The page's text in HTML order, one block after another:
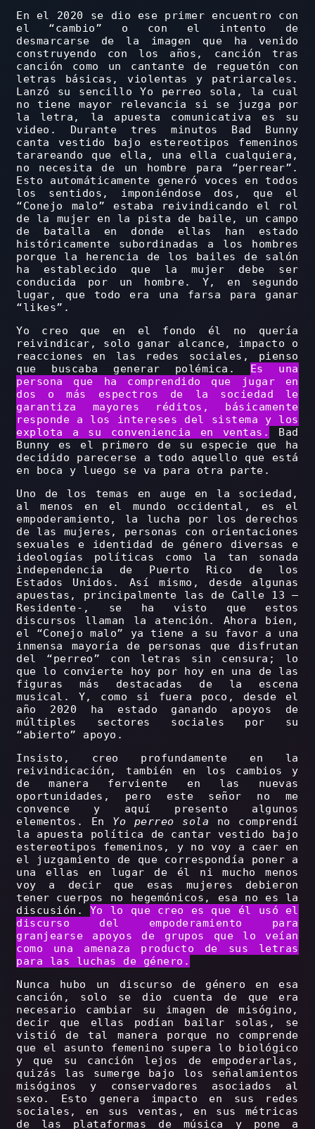
En el 2020 se dio ese primer encuentro con
el “cambio” o con el intento de
desmarcarse de la imagen que ha venido
construyendo con los años, canción tras
canción como un cantante de reguetón con
letras básicas, violentas y patriarcales.
Lanzó su sencillo Yo perreo sola, la cual
no tiene mayor relevancia si se juzga por
la letra, la apuesta comunicativa es su
video. Durante tres minutos Bad Bunny
canta vestido bajo estereotipos femeninos
tarareando que ella, una ella cualquiera,
no necesita de un hombre para “perrear”.
Esto automáticamente generó voces en todos
los sentidos, imponiéndose dos, que el
“Conejo malo” estaba reivindicando el rol
de la mujer en la pista de baile, un campo
de batalla en donde ellas han estado
históricamente subordinadas a los hombres
porque la herencia de los bailes de salón
ha establecido que la mujer debe ser
conducida por un hombre. Y, en segundo
lugar, que todo era una farsa para ganar
“likes”.
Yo creo que en el fondo él no quería
reivindicar, solo ganar alcance, impacto o
reacciones en las redes sociales, pienso
que buscaba generar polémica. Es una
persona que ha comprendido que jugar en
dos o más espectros de la sociedad le
garantiza mayores réditos, básicamente
responde a los intereses del sistema y los
explota a su conveniencia en ventas.
Bad
Bunny es el primero de su especie que ha
decidido parecerse a todo aquello que está
en boca y luego se va para otra parte.
Uno de los temas en auge en la sociedad,
al menos en el mundo occidental, es el
empoderamiento, la lucha por los derechos
de las mujeres, personas con orientaciones
sexuales e identidad de género diversas e
ideologías políticas como la tan sonada
independencia de Puerto Rico de los
Estados Unidos. Así mismo, desde algunas
apuestas, principalmente las de Calle 13 –
Residente-, se ha visto que estos
discursos llaman la atención. Ahora bien,
el “Conejo malo” ya tiene a su favor a una
inmensa mayoría de personas que disfrutan
del “perreo” con letras sin censura; lo
que lo convierte hoy por hoy en una de las
figuras más destacadas de la escena
musical. Y, como si fuera poco, desde el
año 2020 ha estado ganando apoyos de
múltiples sectores sociales por su
“abierto” apoyo.
Insisto, creo profundamente en la
reivindicación, también en los cambios y
de manera ferviente en las nuevas
oportunidades, pero este señor no me
convence y aquí presento algunos
elementos. En Yo perreo sola no comprendí
la apuesta política de cantar vestido bajo
estereotipos femeninos, y no voy a caer en
el juzgamiento de que correspondía poner a
una ellas en lugar de él ni mucho menos
voy a decir que esas mujeres debieron
tener cuerpos no hegemónicos, esa no es la
discusión. Yo lo que creo es que él usó el
discurso del empoderamiento para
granjearse apoyos de grupos que lo veían
como una amenaza producto de sus letras
para las luchas de género.
Nunca hubo un discurso de género en esa
canción, solo se dio cuenta de que era
necesario cambiar su imagen de misógino,
decir que ellas podían bailar solas, se
vistió de tal manera porque no comprende
que el asunto femenino supera lo biológico
y que su canción lejos de empoderarlas,
quizás las sumerge bajo los señalamientos
misóginos y conservadores asociados al
sexo. Esto genera impacto en sus redes
sociales, en sus ventas, en sus métricas
de las plataformas de música y pone a